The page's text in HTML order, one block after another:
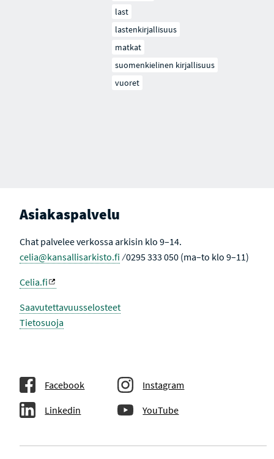
last
lastenkirjallisuus
matkat
suomenkielinen kirjallisuus
vuoret
Asiakaspalvelu
Chat palvelee verkossa arkisin klo 9–14.
celia@kansallisarkisto.fi ⁄ 0295 333 050 (ma–to klo 9–11)
Celia.fi
Saavutettavuusselosteet
Tietosuoja
Facebook Instagram
Linkedin YouTube